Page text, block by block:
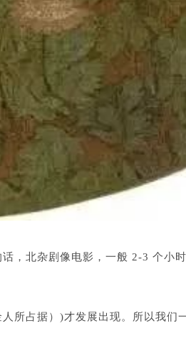
，北杂剧像电影，一般 2-3 个小
所占据）)才发展出现。
所以我们